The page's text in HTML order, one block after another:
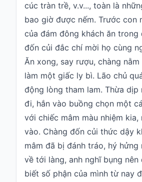
cúc tràn trề, v.v..., toàn là
bao giờ được nếm. Trước con
của đám đông khách ăn trong
đốn củi đắc chí mời họ cùng
Ăn xong, say rượu, chàng
làm một giấc ly bì. Lão chủ
động lòng tham lam. Thừa dịp
đi, hắn vào buồng chọn một
với chiếc mâm màu nhiệm kia,
vào. Chàng đốn củi thức dậy
mâm đã bị đánh tráo, hý hửng
về tới làng, anh nghĩ bụng
biết số phận của mình từ nay